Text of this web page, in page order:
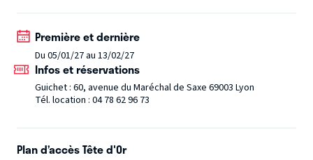
Première et dernière
Du 05/01/27 au 13/02/27
Infos et réservations
Guichet : 60, avenue du Maréchal de Saxe 69003 Lyon
Tél. location : 04 78 62 96 73
Plan d’accès Tête d'Or